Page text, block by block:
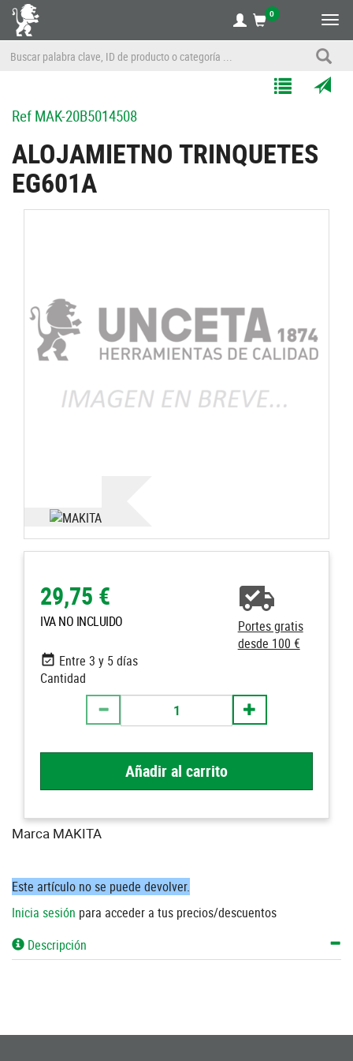
0
correo
a
Listas
RefMAK-20B5014508
ALOJAMIETNO TRINQUETES
EG601A
29,75 €
IVA NO INCLUIDO
Portes gratis
desde 100 €
Entre 3 y 5 días
Cantidad
Añadir al carrito
Marca MAKITA
Este artículo no se puede devolver.
Inicia sesión para acceder a tus precios/descuentos
Descripción